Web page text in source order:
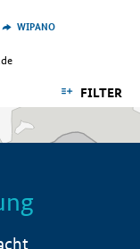
WIPANO
FILTER